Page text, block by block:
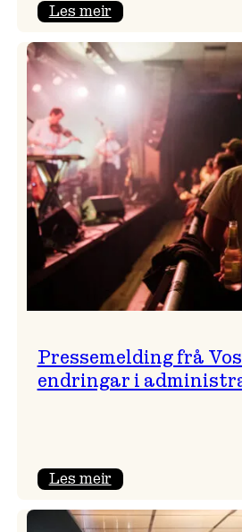
Les meir:
Jazz
søkjer
Pressemelding frå
endringar i
Les meir:
frå